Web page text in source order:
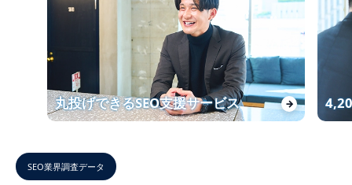
丸投げできるSEO支援サービス →
SEO業界調査データ